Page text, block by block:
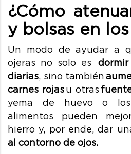
¿Cómo
y bolsas en
Un modo de ayudar a
ojeras no solo es
diarias, sino también
carnes rojasu otras
yema de huevo o los
alimentos pueden
hierro y, por ende, dar
al contorno de ojos.